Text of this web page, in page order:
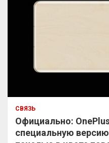
СВЯЗЬ
Официально:
специальную